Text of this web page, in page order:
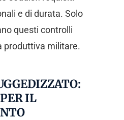
e di durata. Solo
questi controlli
produttiva militare.
IL